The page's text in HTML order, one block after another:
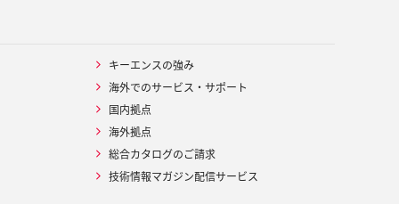
キーエンスの強み
海外でのサービス・サポート
国内拠点
海外拠点
総合カタログのご請求
技術情報マガジン配信サービス